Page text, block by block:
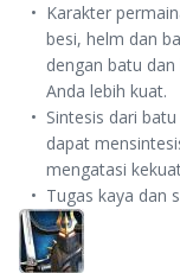
Karakter
besi, helm dan
dengan batu
Anda lebih kuat.
Sintesis dari
dapat
mengatasi
Tugas kaya dan